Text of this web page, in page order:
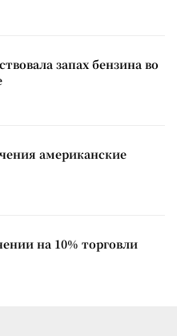
запах бензина во
американские
на 10% торговли